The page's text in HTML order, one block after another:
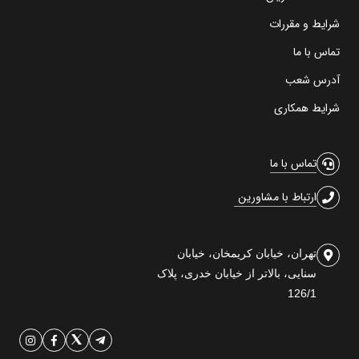
شرایط و مقررات
تماس با ما
آدرس شعب
شرایط همکاری
تماس با ما
ارتباط با مشاورین
تهران، خیابان کریمخان، خیابان
سنایی، بالاتر از خیابان خدری، پلاک
126/1